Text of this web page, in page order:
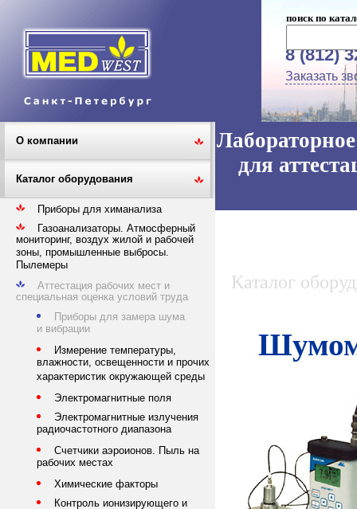
поиск по
8 (812)
Заказать
О компании
Каталог оборудования
Приборы для химанализа
Газоанализаторы. Атмосферный
мониторинг, воздух жилой и рабочей
зоны, промышленные выбросы.
Пылемеры
Аттестация рабочих мест и
специальная оценка условий труда
Приборы для замера шума
и вибрации
Измерение температуры,
влажности, освещенности и прочих
характеристик окружающей среды
Электромагнитные поля
Электромагнитные излучения
радиочастотного диапазона
Счетчики аэроионов. Пыль на
рабочих местах
Химические факторы
Контроль ионизирующего и
для
Каталог